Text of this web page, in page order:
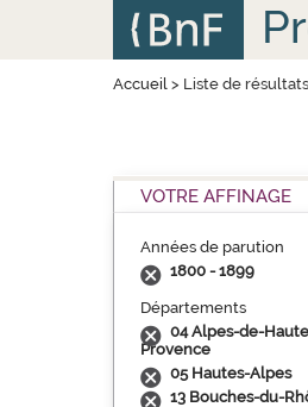
Accueil> Liste de résultats
VOTRE AFFINAGE
Années de parution
1800 - 1899
Départements
04 Alpes-de-
Provence
05 Hautes-Alpes
13 Bouches-du-
Panneau de gestion des cookies